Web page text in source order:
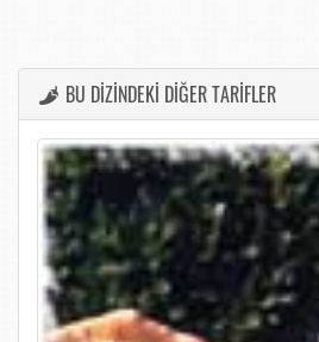
BU DİZİNDEKİ DİĞER TARİFLER